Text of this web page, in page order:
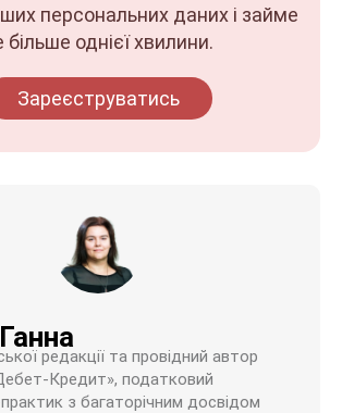
персональних даних і займе
більше однієї хвилини.
Зареєструватись
редакції та провідний автор
Кредит», податковий
з багаторічним досвідом